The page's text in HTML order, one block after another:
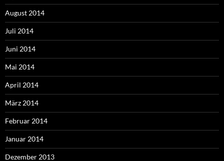
August 2014
Juli 2014
Juni 2014
Mai 2014
April 2014
März 2014
Februar 2014
Januar 2014
Dezember 2013